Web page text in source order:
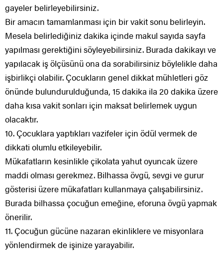
gayeler belirleyebilirsiniz.
Bir amacın tamamlanması için bir vakit sonu belirleyin.
Mesela belirlediğiniz dakika içinde makul sayıda sayfa
yapılması gerektiğini söyleyebilirsiniz. Burada dakikayı ve
yapılacak iş ölçüsünü ona da sorabilirsiniz böylelikle daha
işbirlikçi olabilir. Çocukların genel dikkat mühletleri göz
önünde bulundurulduğunda, 15 dakika ila 20 dakika üzere
daha kısa vakit sonları için maksat belirlemek uygun
olacaktır.
10. Çocuklara yaptıkları vazifeler için ödül vermek de
dikkati olumlu etkileyebilir.
Mükafatların kesinlikle çikolata yahut oyuncak üzere
maddi olması gerekmez. Bilhassa övgü, sevgi ve gurur
gösterisi üzere mükafatları kullanmaya çalışabilirsiniz.
Burada bilhassa çocuğun emeğine, eforuna övgü yapmak
önerilir.
11. Çocuğun gücüne nazaran ekinliklere ve misyonlara
yönlendirmek de işinize yarayabilir.